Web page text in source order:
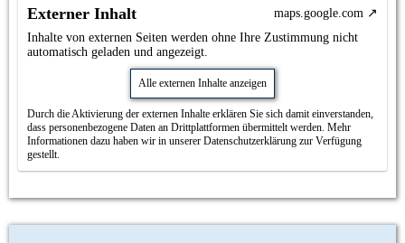
Externer Inhalt
maps.google.com
Inhalte von externen Seiten werden ohne Ihre Zustimmung nicht
automatisch geladen und angezeigt.
Alle externen Inhalte anzeigen
Durch die Aktivierung der externen Inhalte erklären Sie sich damit einverstanden,
dass personenbezogene Daten an Drittplattformen übermittelt werden. Mehr
Informationen dazu haben wir in unserer Datenschutzerklärung zur Verfügung
gestellt.